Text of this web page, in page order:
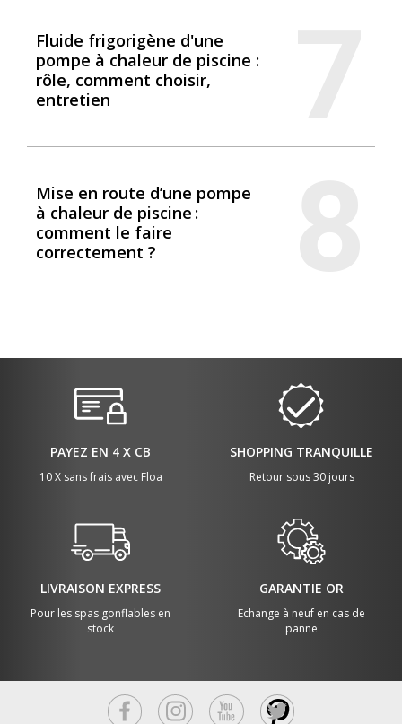
Fluide frigorigène d'une
pompe à chaleur de piscine :
rôle, comment choisir,
entretien
Mise en route d’une pompe
à chaleur de piscine :
comment le faire
correctement ?
PAYEZ EN 4 X CB
10 X sans frais avec Floa
SHOPPING TRANQUILLE
Retour sous 30 jours
LIVRAISON EXPRESS
Pour les spas gonflables en
stock
GARANTIE OR
Echange à neuf en cas de
panne